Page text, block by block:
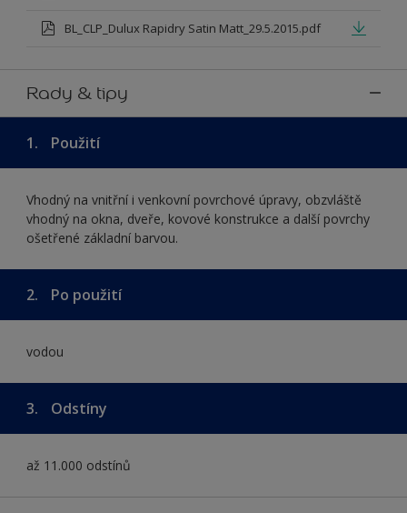
BL_CLP_Dulux Rapidry Satin Matt_29.5.2015.pdf
Rady & tipy
1. Použití
Vhodný na vnitřní i venkovní povrchové úpravy, obzvláště
vhodný na okna, dveře, kovové konstrukce a další povrchy
ošetřené základní barvou.
2. Po použití
vodou
3. Odstíny
až 11.000 odstínů